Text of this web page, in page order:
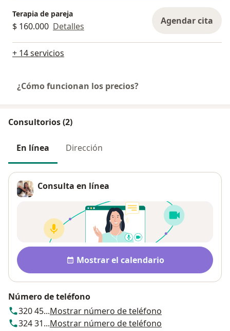
Terapia de pareja
$ 160.000 Detalles Agendar cita
+ 14 servicios
¿Cómo funcionan los precios?
Consultorios (2)
En línea Dirección
Consulta en línea
Disponibilidad
Mostrar el calendario
Número de teléfono
320 45...Mostrar número de teléfono
324 31...Mostrar número de teléfono